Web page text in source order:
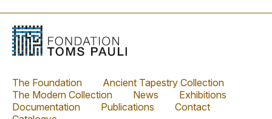
The Foundation
Ancient Tapestry Collection
The Modern Collection
News
Exhibitions
Documentation
Publications
Contact